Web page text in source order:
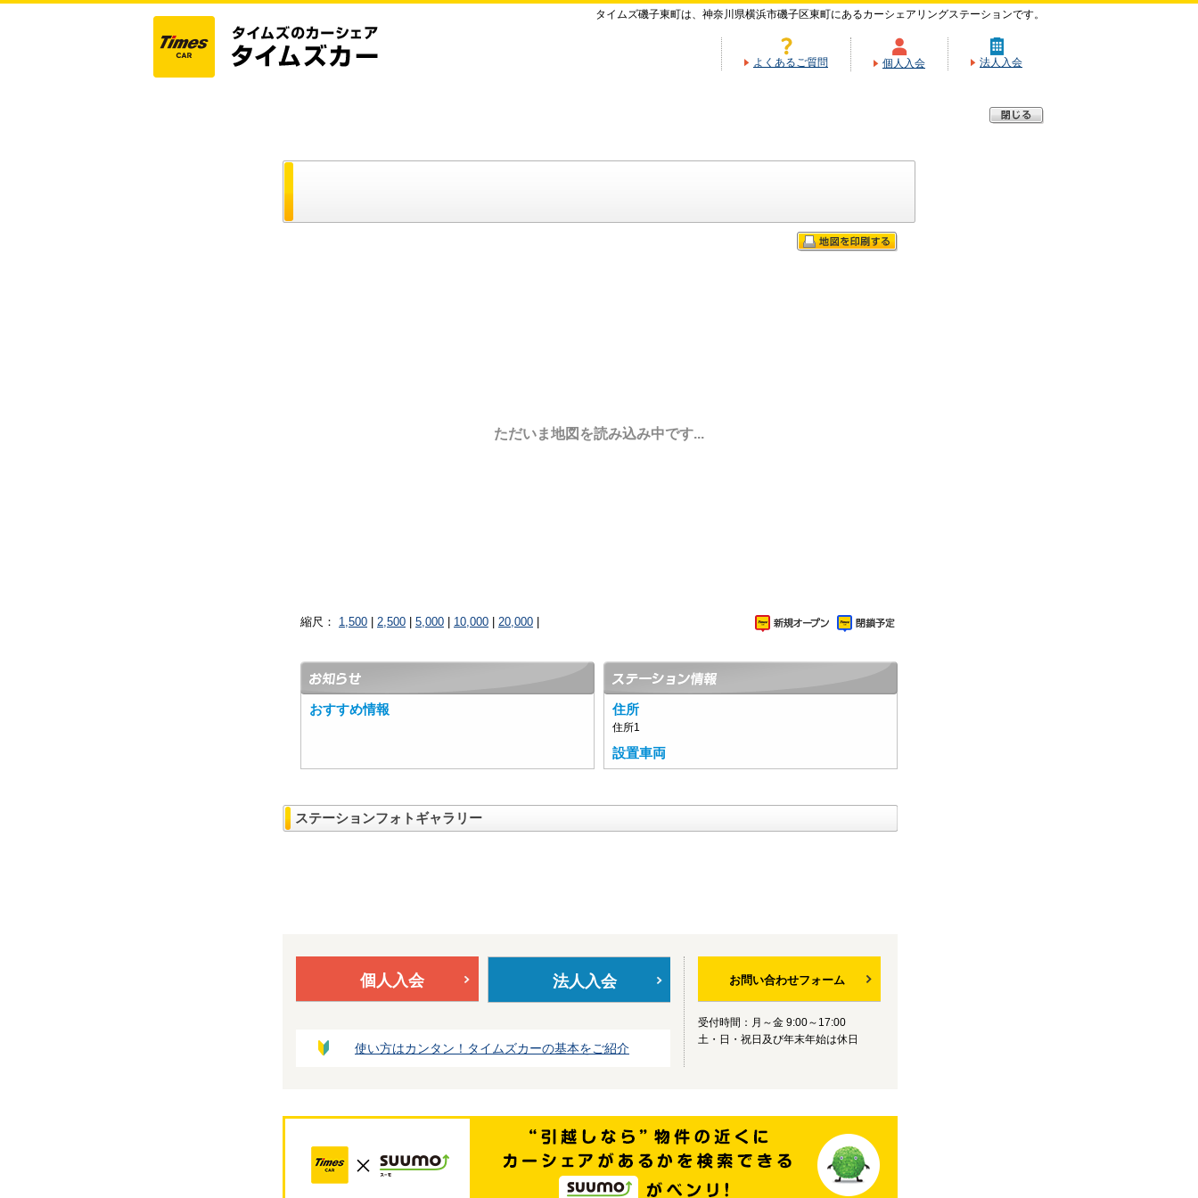
タイムズ磯子東町は、神奈川県横浜市磯子区東町にあるカーシェアリングステーションです。
よくあるご質問 個人入会 法人入会
ただいま地図を読み込み中です...
縮尺： 1,500 2,500 5,000 10,000 20,000
おすすめ情報 住所
住所1
設置車両
ステーションフォトギャラリー
個人入会 法人入会
使い方はカンタン！タイムズカーの基本をご紹介
お問い合わせフォーム
受付時間：月～金 9:00～17:00
土・日・祝日及び年末年始は休日